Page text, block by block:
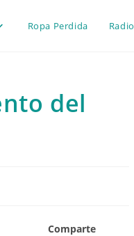
Ropa Perdida Radio
del
Comparte